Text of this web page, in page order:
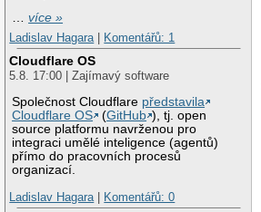
…více »
Ladislav Hagara
Komentářů: 1
Cloudflare OS
5.8. 17:00 | Zajímavý software
Společnost Cloudflare představila
Cloudflare OS
(GitHub ), tj. open
source platformu navrženou pro
integraci umělé inteligence (agentů)
přímo do pracovních procesů
organizací.
Ladislav Hagara
Komentářů: 0